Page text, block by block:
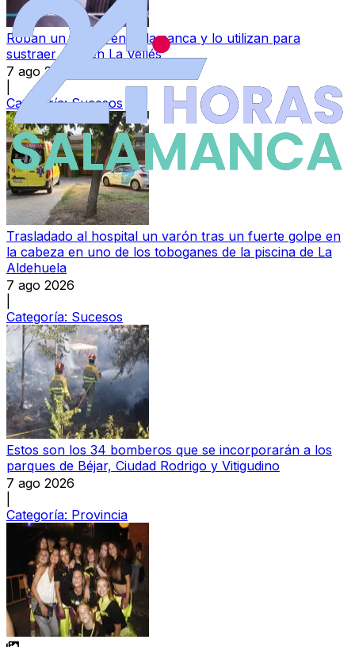
Roban un coche en Salamanca y lo utilizan para
sustraer otro en La Vellés
7 ago 2026
Categoría:Sucesos
Trasladado al hospital un varón tras un fuerte golpe en
la cabeza en uno de los toboganes de la piscina de La
Aldehuela
7 ago 2026
Categoría: Sucesos
Estos son los 34 bomberos que se incorporarán a los
parques de Béjar, Ciudad Rodrigo y Vitigudino
7 ago 2026
Categoría: Provincia